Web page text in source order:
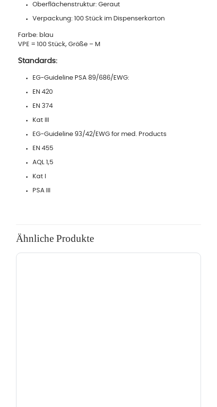
Oberflächenstruktur: Geraut
Verpackung: 100 Stück im Dispenserkarton
Farbe: blau
VPE = 100 Stück, Größe – M
Standards:
EG-Guideline PSA 89/686/EWG:
EN 420
EN 374
Kat III
EG-Guideline 93/42/EWG for med. Products
EN 455
AQL 1,5
Kat I
PSA III
Ähnliche Produkte